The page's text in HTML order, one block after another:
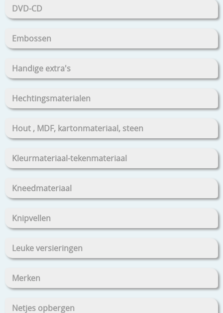
DVD-CD
Embossen
Handige extra's
Hechtingsmaterialen
Hout , MDF, kartonmateriaal, steen
Kleurmateriaal-tekenmateriaal
Kneedmateriaal
Knipvellen
Leuke versieringen
Merken
Netjes opbergen